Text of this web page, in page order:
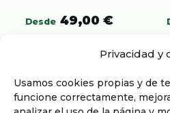
Privacidad y
Usamos cookies propias y de
funcione correctamente,
Desde 49,00 €